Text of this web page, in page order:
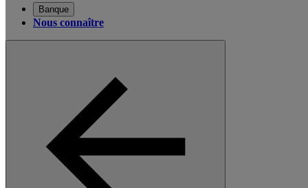
Banque
Nous connaître